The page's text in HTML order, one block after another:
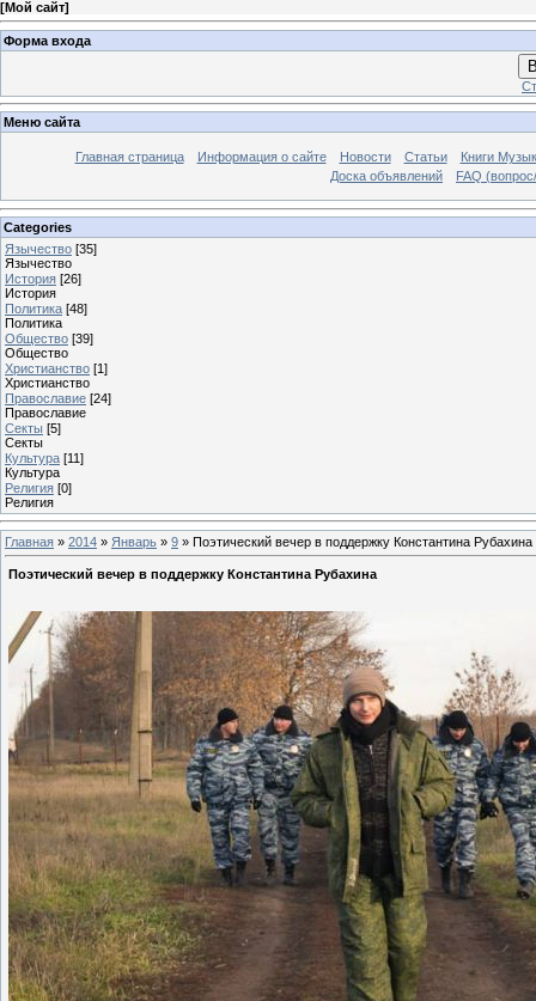
[Мой сайт]
Форма входа
Меню сайта
Главная страница Информация о сайте Новости Статьи
Книги
Доска объявлений
FAQ
Categories
Язычество [35]
Язычество
История [26]
История
Политика [48]
Политика
Общество [39]
Общество
Христианство [1]
Христианство
Православие [24]
Православие
Секты [5]
Секты
Культура [11]
Культура
Религия [0]
Религия
Главная » 2014 » Январь » 9 » Поэтический вечер в поддержку Константина Рубахина
Поэтический вечер в поддержку Константина Рубахина